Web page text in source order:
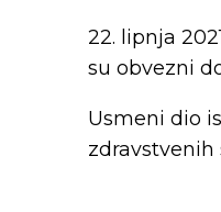
22. lipnja
su obvezni
Usmeni dio
zdravstvenih